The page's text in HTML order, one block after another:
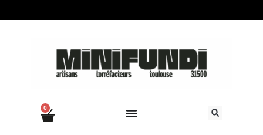
0